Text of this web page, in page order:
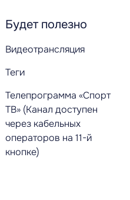
Будет полезно
Видеотрансляция
Теги
Телепрограмма «Спорт
ТВ» (Канал доступен
через кабельных
операторов на 11-й
кнопке)